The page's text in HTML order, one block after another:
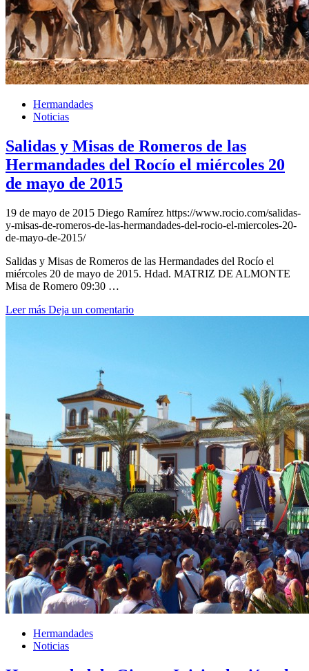
Hermandades
Noticias
Salidas y Misas de Romeros de las
Hermandades del Rocío el miércoles 20
de mayo de 2015
19 de mayo de 2015 Diego Ramírez https://www.rocio.com/salidas-
y-misas-de-romeros-de-las-hermandades-del-rocio-el-miercoles-20-
de-mayo-de-2015/
Salidas y Misas de Romeros de las Hermandades del Rocío el
miércoles 20 de mayo de 2015. Hdad. MATRIZ DE ALMONTE
Misa de Romero 09:30 …
Leer más Deja un comentario
Hermandades
Noticias